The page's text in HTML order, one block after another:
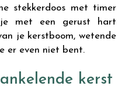
stekkerdoos met timer
met een gerust hart
je kerstboom, wetende
er even niet bent.
kerst